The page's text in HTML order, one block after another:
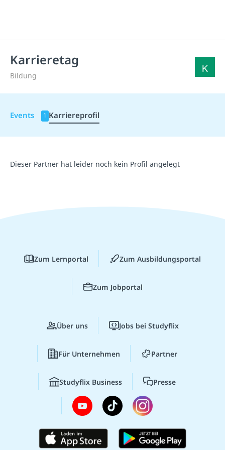
Karrieretag
Bildung
Events 1 Karriereprofil
Dieser Partner hat leider noch kein Profil angelegt
Zum Lernportal Zum Ausbildungsportal
Zum Jobportal
Über uns Jobs bei Studyflix
Für Unternehmen Partner
Studyflix Business Presse